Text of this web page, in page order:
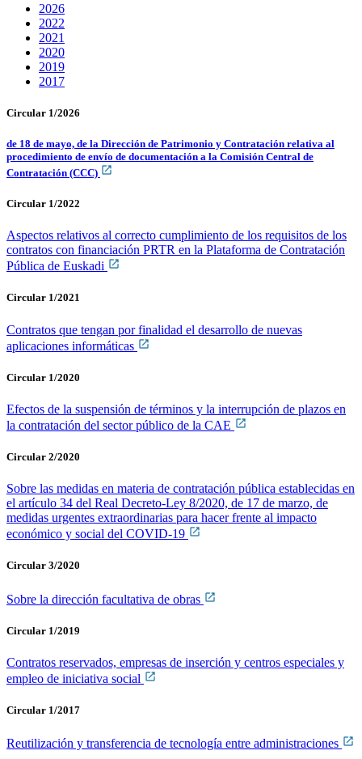
2026
2022
2021
2020
2019
2017
Circular 1/2026
de 18 de mayo, de la Dirección de Patrimonio y Contratación relativa al
procedimiento de envío de documentación a la Comisión Central de
Contratación (CCC)
Circular 1/2022
Aspectos relativos al correcto cumplimiento de los requisitos de los
contratos con financiación PRTR en la Plataforma de Contratación
Pública de Euskadi
Circular 1/2021
Contratos que tengan por finalidad el desarrollo de nuevas
aplicaciones informáticas
Circular 1/2020
Efectos de la suspensión de términos y la interrupción de plazos en
la contratación del sector público de la CAE
Circular 2/2020
Sobre las medidas en materia de contratación pública establecidas en
el artículo 34 del Real Decreto-Ley 8/2020, de 17 de marzo, de
medidas urgentes extraordinarias para hacer frente al impacto
económico y social del COVID-19
Circular 3/2020
Sobre la dirección facultativa de obras
Circular 1/2019
Contratos reservados, empresas de inserción y centros especiales y
empleo de iniciativa social
Circular 1/2017
Reutilización y transferencia de tecnología entre administraciones